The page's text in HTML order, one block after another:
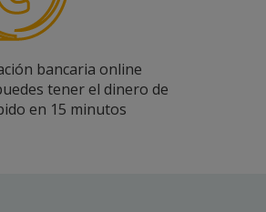
bancaria online
tener el dinero de
en 15 minutos